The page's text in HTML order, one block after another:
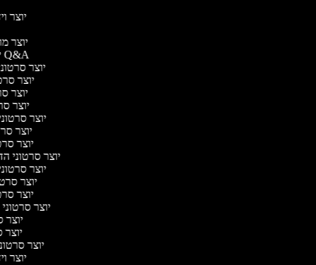
יוצר
יוצר
יוצר סרטוני Q&A
יוצר
יוצר
יוצר
יוצר
יוצר
יוצר
יוצר
יוצר סרטוני
יוצר
יוצר
יוצר
יוצר
יוצר
יוצר
יוצר
יוצר